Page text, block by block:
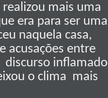
realizou mais uma
era para ser uma
naquela casa,
acusações entre
discurso inflamado
o clima mais